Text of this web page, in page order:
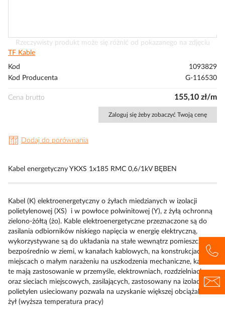
Przejdź
na
początek
Rzeczywisty produkt może się różnić od pokazanego na zdjęciu
TF Kable
Kod
1093829
Kod Producenta
G-116530
Cena brutto 155,10 zł/m
Zaloguj się żeby zobaczyć Twoją cenę
Dodaj do porównania
Kabel energetyczny YKXS 1x185 RMC 0,6/1kV BĘBEN
Kabel (K) elektroenergetyczny o żyłach miedzianych w izolacji
polietylenowej (XS) i w powłoce polwinitowej (Y), z żyłą ochronną
zielono-żółtą (żo). Kable elektroenergetyczne przeznaczone są do
zasilania odbiorników niskiego napięcia w energię elektryczną,
wykorzystywane są do układania na stałe wewnątrz pomieszczeń,
bezpośrednio w ziemi, w kanałach kablowych, na konstrukcjach, w
miejscach o małym narażeniu na uszkodzenia mechaniczne, kable
te mają zastosowanie w przemyśle, elektrowniach, rozdzielniach
oraz sieciach miejscowych, zasilających, zastosowany na izolację żył
polietylen usieciowany pozwala na uzyskanie większej obciążalności
żył (wyższa temperatura pracy)